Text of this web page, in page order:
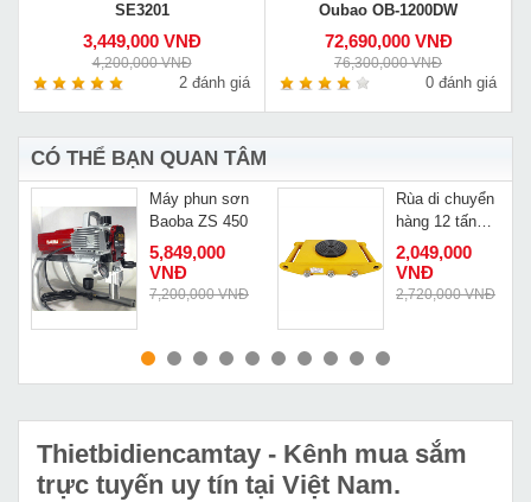
SE3201
3,449,000 VNĐ
4,200,000 VNĐ
2 đánh giá
Oubao OB-1200DW
72,690,000 VNĐ
76,300,000 VNĐ
0 đánh giá
CÓ THỂ BẠN QUAN TÂM
MUA NGAY
Máy phun sơn
Baoba ZS 450
5,849,000
VNĐ
7,200,000 VNĐ
MUA NGAY
Rùa di chuyển
hàng 12 tấn
CRA-8
2,049,000
VNĐ
2,720,000 VNĐ
Thietbidiencamtay - Kênh mua sắm
trực tuyến uy tín tại Việt Nam.